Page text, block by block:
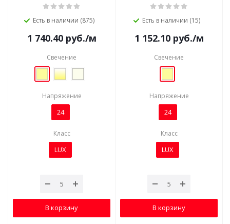
Есть в наличии (875)
1 740.40руб./м
Свечение
Напряжение
24
Класс
LUX
В корзину
Есть в наличии (15)
1 152.10руб./м
Свечение
Напряжение
24
Класс
LUX
В корзину